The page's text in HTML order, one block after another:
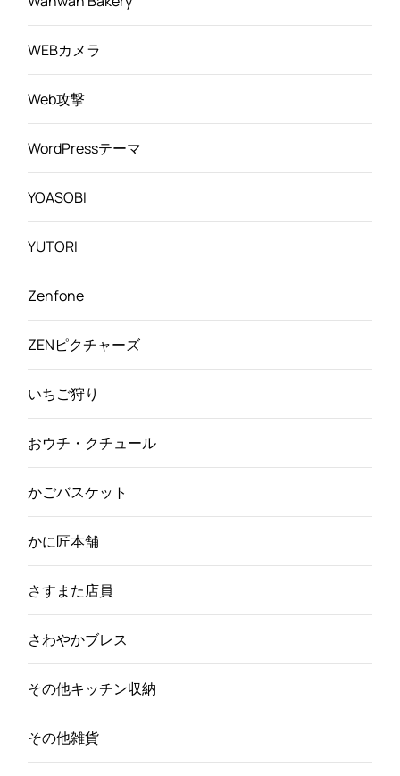
WEBカメラ
Web攻撃
WordPressテーマ
YOASOBI
YUTORI
Zenfone
ZENピクチャーズ
いちご狩り
おウチ・クチュール
かごバスケット
かに匠本舗
さすまた店員
さわやかブレス
その他キッチン収納
その他雑貨